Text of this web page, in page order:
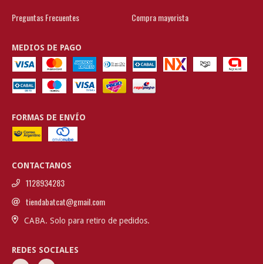
Preguntas Frecuentes
Compra mayorista
MEDIOS DE PAGO
FORMAS DE ENVÍO
CONTACTANOS
1128934283
tiendabatcat@gmail.com
CABA. Solo para retiro de pedidos.
REDES SOCIALES